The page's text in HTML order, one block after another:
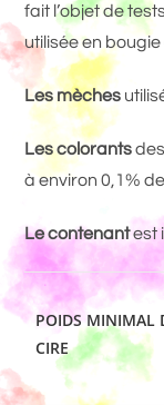
fait l’objet de
utilisée en
Les mèches
Les colorants
à environ 0,1%
Le contenantest
POIDS MINIMAL
CIRE